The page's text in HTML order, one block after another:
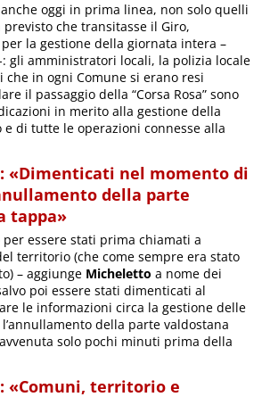
oggi in prima linea, non solo quelli
che transitasse il Giro,
la gestione della giornata intera –
: gli amministratori locali, la polizia locale
in ogni Comune si erano resi
il passaggio della “Corsa Rosa” sono
in merito alla gestione della
di tutte le operazioni connesse alla
«Dimenticati nel momento di
della parte
tappa»
per essere stati prima chiamati a
territorio (che come sempre era stato
– aggiunge Micheletto a nome dei
poi essere stati dimenticati al
le informazioni circa la gestione delle
della parte valdostana
solo pochi minuti prima della
«Comuni, territorio e